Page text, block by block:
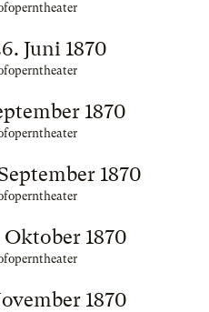
Juni 1870
1870
1870
1870
1870